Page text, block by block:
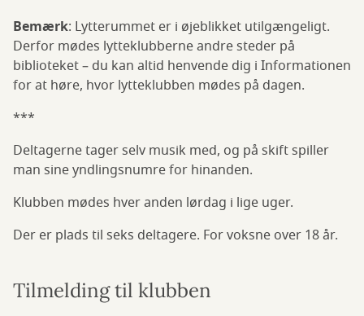
Bemærk: Lytterummet er i øjeblikket utilgængeligt.
Derfor mødes lytteklubberne andre steder på
biblioteket – du kan altid henvende dig i Informationen
for at høre, hvor lytteklubben mødes på dagen.
***
Deltagerne tager selv musik med, og på skift spiller
man sine yndlingsnumre for hinanden.
Klubben mødes hver anden lørdag i lige uger.
Der er plads til seks deltagere. For voksne over 18 år.
Tilmelding til klubben